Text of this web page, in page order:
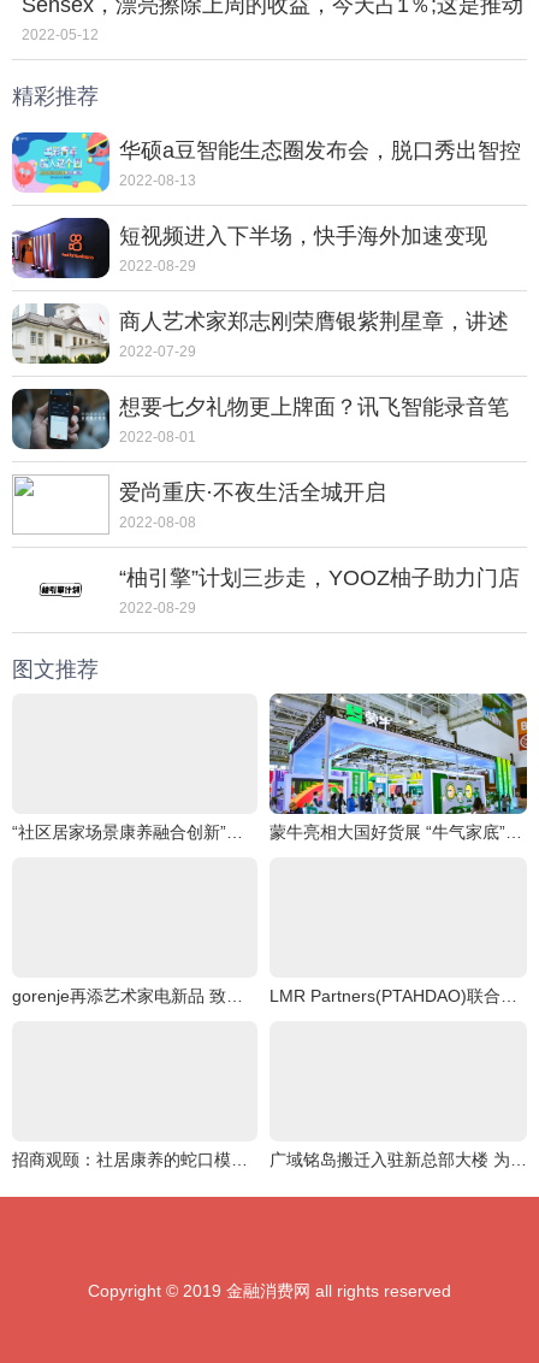
Sensex，漂亮擦除上周的收益，今天占1％;这是推动
D-Street Lowertoday的原因
2022-05-12
精彩推荐
华硕a豆智能生态圈发布会，脱口秀出智控
新体验
2022-08-13
短视频进入下半场，快手海外加速变现
2022-08-29
商人艺术家郑志刚荣膺银紫荆星章，讲述
动人的中国故事
2022-07-29
想要七夕礼物更上牌面？讯飞智能录音笔
SR702质感非凡
2022-08-01
爱尚重庆·不夜生活全城开启
2022-08-08
“柚引擎”计划三步走，YOOZ柚子助力门店
走向转型之路
2022-08-29
图文推荐
Copyright © 2019 金融消费网 all rights reserved